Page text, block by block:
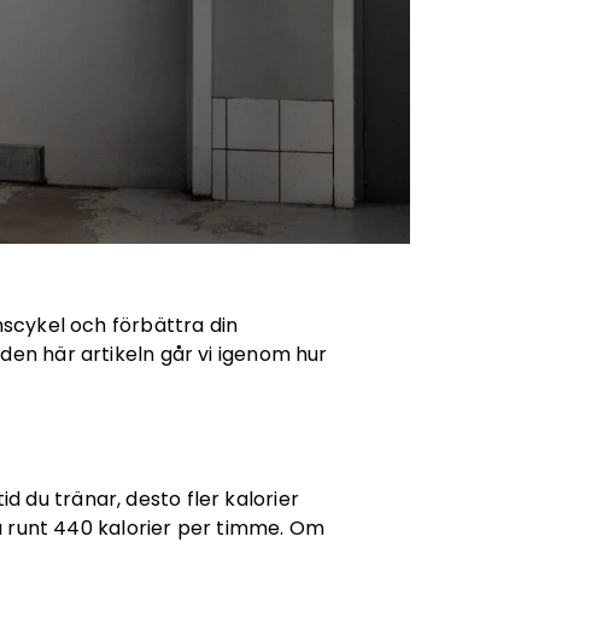
och förbättra din
här artikeln går vi igenom hur
du tränar, desto fler kalorier
runt 440 kalorier per timme. Om